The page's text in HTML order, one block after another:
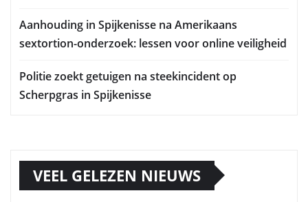
Aanhouding in Spijkenisse na Amerikaans
sextortion-onderzoek: lessen voor online veiligheid
Politie zoekt getuigen na steekincident op
Scherpgras in Spijkenisse
VEEL GELEZEN NIEUWS